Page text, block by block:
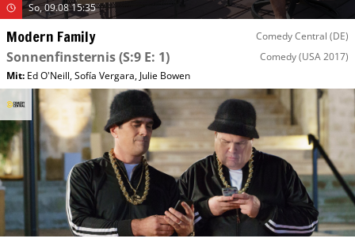
So, 09.08 15:35
Modern Family Comedy Central (DE)
Sonnenfinsternis(S:9 E: 1) Comedy(USA 2017)
Mit: Ed O'Neill,Sofía Vergara, Julie Bowen